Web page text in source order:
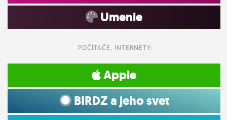
Umenie
POČÍTAČE, INTERNETY:
Apple
BIRDZ a jeho svet